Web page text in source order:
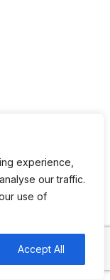
experience,
our traffic.
use of
Accept All